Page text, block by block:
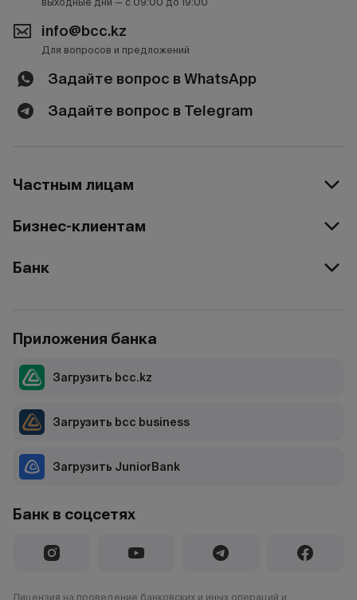
info@bcc.kz
Для вопросов и предложений
Задайте вопрос в WhatsApp
Задайте вопрос в Telegram
Частным лицам
Бизнес-клиентам
Банк
Банк в соцсетях
Приложения банка
Загрузить bcc.kz
Загрузить bcc business
Загрузить JuniorBank
Лицензия на проведение банковских и иных операций и